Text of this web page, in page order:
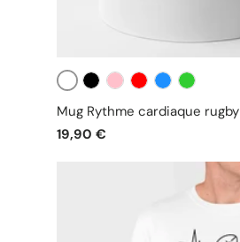
Blanc
Mug Rythme cardiaque rugby
19,90 €